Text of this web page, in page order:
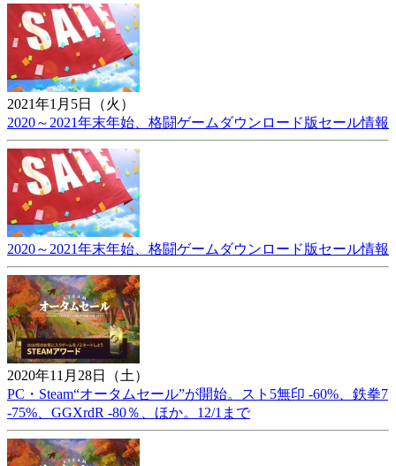
2021年1月5日（火）
2020～2021年末年始、格闘ゲームダウンロード版セール情報
2020～2021年末年始、格闘ゲームダウンロード版セール情報
2020年11月28日（土）
PC・Steam“オータムセール”が開始。スト5無印 -60%、鉄拳7
-75%、GGXrdR -80％、ほか。12/1まで